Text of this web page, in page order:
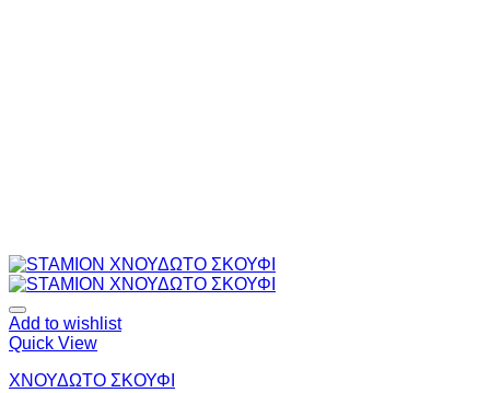
Add to wishlist
Quick View
ΧΝΟΥΔΩΤΟ ΣΚΟΥΦΙ